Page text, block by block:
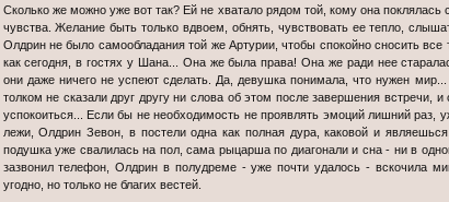
Сколько же можно уже вот так? Ей не хватало рядом той, кому она поклялась
чувства. Желание быть только вдвоем, обнять, чувствовать ее тепло,
Олдрин не было самообладания той же Артурии, чтобы спокойно сносить
как сегодня, в гостях у Шана... Она же была права! Она же ради нее
они даже ничего не успеют сделать. Да, девушка понимала, что нужен
толком не сказали друг другу ни слова об этом после завершения
успокоиться... Если бы не необходимость не проявлять эмоций лишний раз,
лежи, Олдрин Зевон, в постели одна как полная дура, каковой и
подушка уже свалилась на пол, сама рыцарша по диагонали и сна - ни в
зазвонил телефон, Олдрин в полудреме - уже почти удалось - вскочила
угодно, но только не благих вестей.